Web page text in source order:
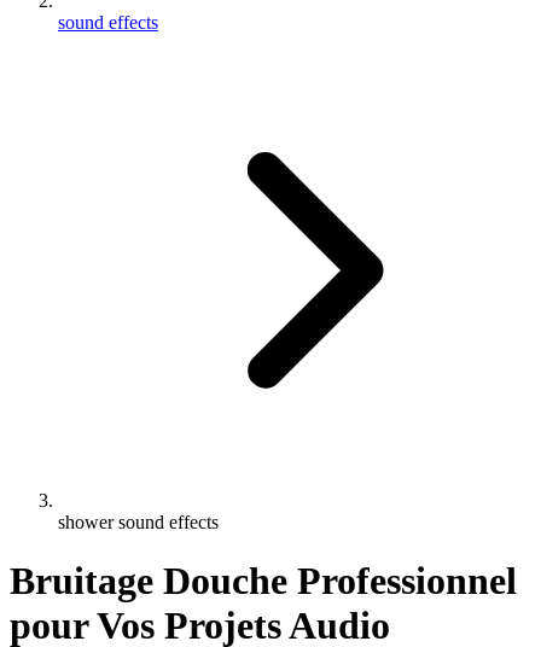
sound effects
shower sound effects
Bruitage Douche Professionnel
pour Vos Projets Audio